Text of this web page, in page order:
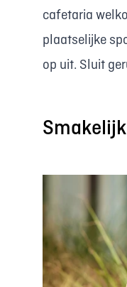
cafetaria
plaatselijke
op uit. Sluit